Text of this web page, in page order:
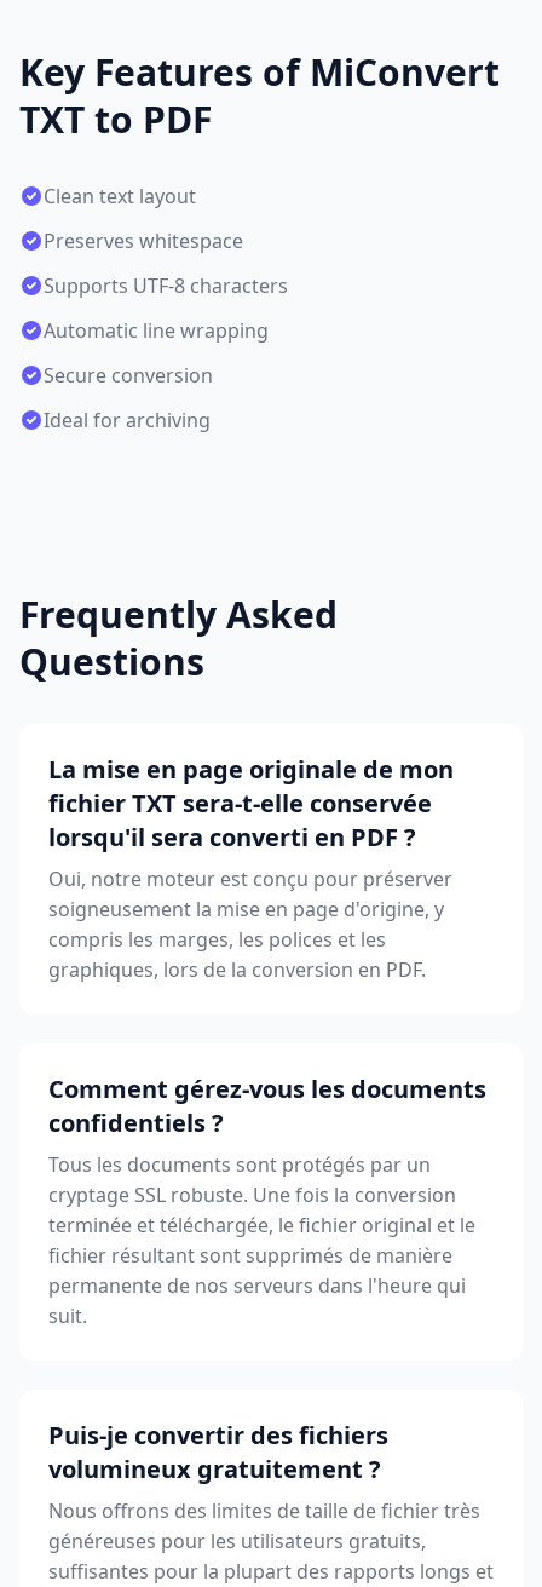
Key Features of MiConvert
TXT to PDF
Clean text layout
Preserves whitespace
Supports UTF-8 characters
Automatic line wrapping
Secure conversion
Ideal for archiving
Frequently Asked
Questions
La mise en page originale de mon
fichier TXT sera-t-elle conservée
lorsqu'il sera converti en PDF ?
Oui, notre moteur est conçu pour préserver
soigneusement la mise en page d'origine, y
compris les marges, les polices et les
graphiques, lors de la conversion en PDF.
Comment gérez-vous les documents
confidentiels ?
Tous les documents sont protégés par un
cryptage SSL robuste. Une fois la conversion
terminée et téléchargée, le fichier original et le
fichier résultant sont supprimés de manière
permanente de nos serveurs dans l'heure qui
suit.
Puis-je convertir des fichiers
volumineux gratuitement ?
Nous offrons des limites de taille de fichier très
généreuses pour les utilisateurs gratuits,
suffisantes pour la plupart des rapports longs et